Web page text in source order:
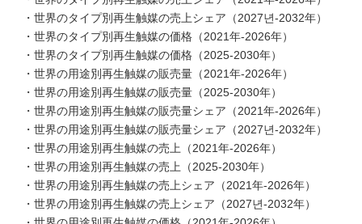
・世界のタイプ別再生触媒の売上シェア（2027년-2032年）
・世界のタイプ別再生触媒の価格（2021年-2026年）
・世界のタイプ別再生触媒の価格（2025-2030年）
・世界の用途別再生触媒の販売量（2021年-2026年）
・世界の用途別再生触媒の販売量（2025-2030年）
・世界の用途別再生触媒の販売量シェア（2021年-2026年）
・世界の用途別再生触媒の販売量シェア（2027년-2032年）
・世界の用途別再生触媒の売上（2021年-2026年）
・世界の用途別再生触媒の売上（2025-2030年）
・世界の用途別再生触媒の売上シェア（2021年-2026年）
・世界の用途別再生触媒の売上シェア（2027년-2032年）